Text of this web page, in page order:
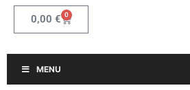
0,00 € 0
MENU